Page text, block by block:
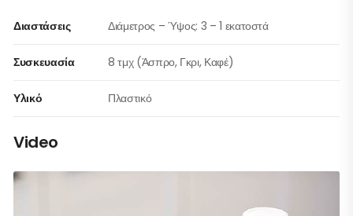
Διαστάσεις Διάμετρος – Ύψος: 3 – 1 εκατοστά
Συσκευασία 8 τμχ (Άσπρο, Γκρι, Καφέ)
Υλικό Πλαστικό
Video